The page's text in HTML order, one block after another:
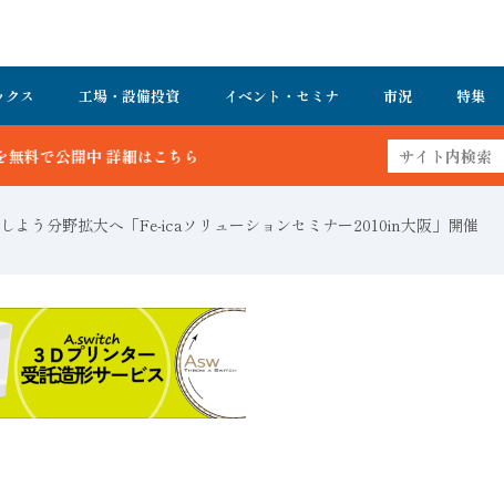
ス 工場・設備投資 イベント・セミナ 市況 特集
よう分野拡大へ「Fe-icaソリューションセミナー2010in大阪」開催